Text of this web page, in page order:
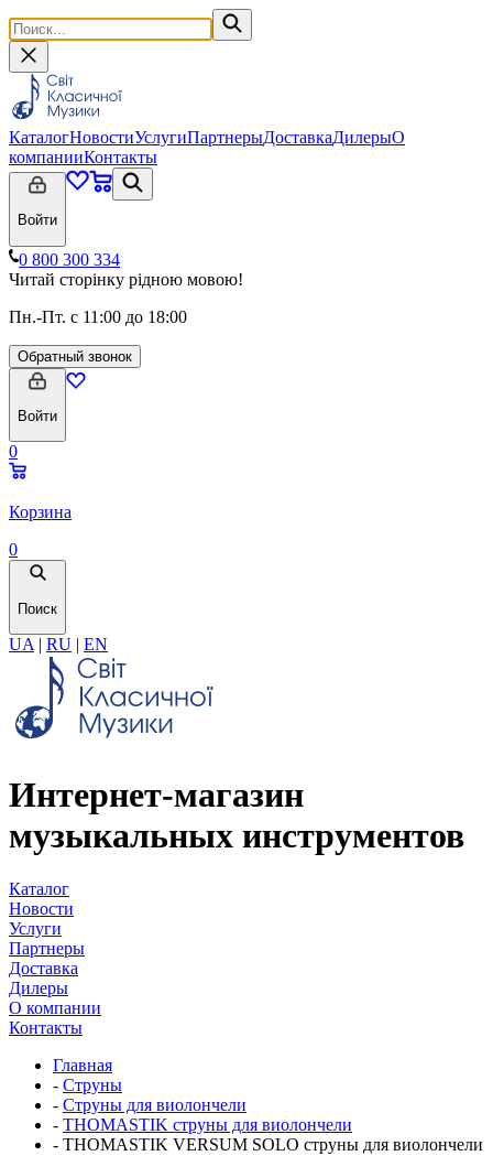
КаталогНовостиУслугиПартнерыДоставкаДилерыО
компанииКонтакты
Войти
0 800 300 334
Читай сторінку рідною мовою!
Пн.-Пт. с 11:00 до 18:00
Обратный звонок
Войти
0
Корзина
0
Поиск
UA | RU | EN
Интернет-магазин
музыкальных инструментов
Каталог
Новости
Услуги
Партнеры
Доставка
Дилеры
О компании
Контакты
Главная
- Струны
- Струны для виолончели
- THOMASTIK струны для виолончели
- THOMASTIK VERSUM SOLO струны для виолончели